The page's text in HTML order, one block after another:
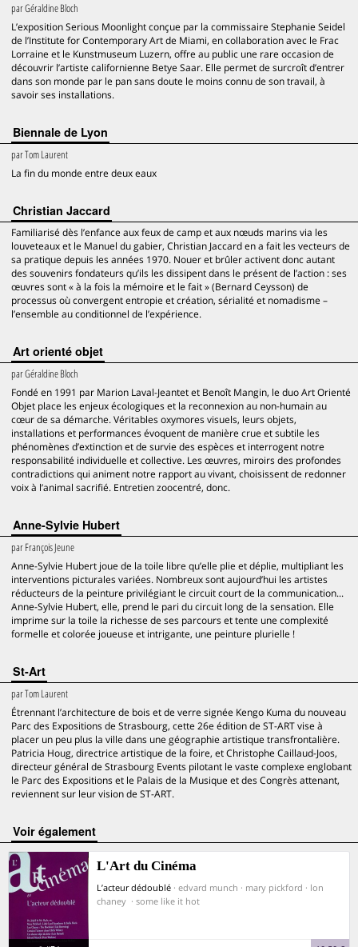
parGéraldine Bloch
L’exposition Serious Moonlight conçue par la commissaire Stephanie Seidel
de l’Institute for Contemporary Art de Miami, en collaboration avec le Frac
Lorraine et le Kunstmuseum Luzern, offre au public une rare occasion de
découvrir l’artiste californienne Betye Saar. Elle permet de surcroît d’entrer
dans son monde par le pan sans doute le moins connu de son travail, à
savoir ses installations.
Biennale de Lyon
parTom Laurent
La fin du monde entre deux eaux
Christian Jaccard
Familiarisé dès l’enfance aux feux de camp et aux nœuds marins via les
louveteaux et le Manuel du gabier, Christian Jaccard en a fait les vecteurs de
sa pratique depuis les années 1970. Nouer et brûler activent donc autant
des souvenirs fondateurs qu’ils les dissipent dans le présent de l’action : ses
œuvres sont « à la fois la mémoire et le fait » (Bernard Ceysson) de
processus où convergent entropie et création, sérialité et nomadisme –
l’ensemble au conditionnel de l’expérience.
Art orienté objet
parGéraldine Bloch
Fondé en 1991 par Marion Laval-Jeantet et Benoît Mangin, le duo Art Orienté
Objet place les enjeux écologiques et la reconnexion au non-humain au
cœur de sa démarche. Véritables oxymores visuels, leurs objets,
installations et performances évoquent de manière crue et subtile les
phénomènes d’extinction et de survie des espèces et interrogent notre
responsabilité individuelle et collective. Les œuvres, miroirs des profondes
contradictions qui animent notre rapport au vivant, choisissent de redonner
voix à l’animal sacrifié. Entretien zoocentré, donc.
Anne-Sylvie Hubert
parFrançois Jeune
Anne-Sylvie Hubert joue de la toile libre qu’elle plie et déplie, multipliant les
interventions picturales variées. Nombreux sont aujourd’hui les artistes
réducteurs de la peinture privilégiant le circuit court de la communication...
Anne-Sylvie Hubert, elle, prend le pari du circuit long de la sensation. Elle
imprime sur la toile la richesse de ses parcours et tente une complexité
formelle et colorée joueuse et intrigante, une peinture plurielle !
St-Art
parTom Laurent
Étrennant l’architecture de bois et de verre signée Kengo Kuma du nouveau
Parc des Expositions de Strasbourg, cette 26e édition de ST-ART vise à
placer un peu plus la ville dans une géographie artistique transfrontalière.
Patricia Houg, directrice artistique de la foire, et Christophe Caillaud-Joos,
directeur général de Strasbourg Events pilotant le vaste complexe englobant
le Parc des Expositions et le Palais de la Musique et des Congrès attenant,
reviennent sur leur vision de ST-ART.
voir également
L'Art du Cinéma
L’acteur dédoublé · edvard munch · mary pickford · lon
chaney · some like it hot